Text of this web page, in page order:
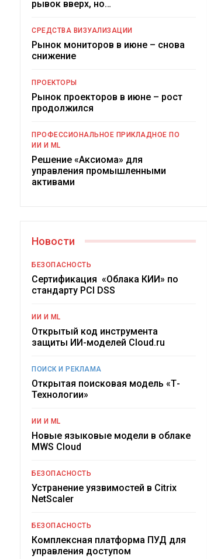
рывок вверх, но…
СРЕДСТВА ВИЗУАЛИЗАЦИИ
Рынок мониторов в июне – снова
снижение
ПРОЕКТОРЫ
Рынок проекторов в июне – рост
продолжился
ПРОФЕССИОНАЛЬНОЕ ПРИКЛАДНОЕ ПО
ИИ И ML
Решение «Аксиома» для
управления промышленными
активами
Новости
БЕЗОПАСНОСТЬ
Сертификация «Облака КИИ» по
стандарту PCI DSS
ИИ И ML
Открытый код инструмента
защиты ИИ-моделей Cloud.ru
ПОИСК И РЕКЛАМА
Открытая поисковая модель «Т-
Технологии»
ИИ И ML
Новые языковые модели в облаке
MWS Cloud
БЕЗОПАСНОСТЬ
Устранение уязвимостей в Citrix
NetScaler
БЕЗОПАСНОСТЬ
Комплексная платформа ПУД для
управления доступом